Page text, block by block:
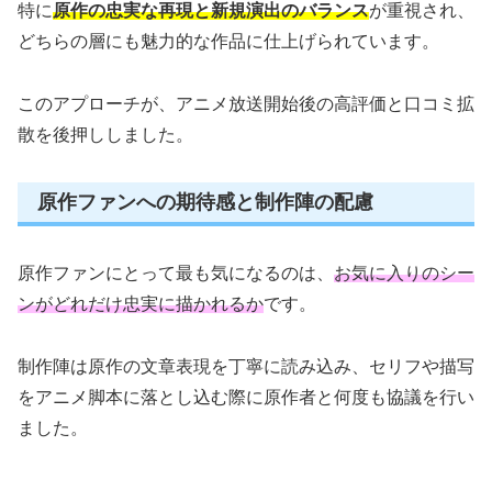
特に原作の忠実な再現と新規演出のバランスが重視され、
どちらの層にも魅力的な作品に仕上げられています。
このアプローチが、アニメ放送開始後の高評価と口コミ拡
散を後押ししました。
原作ファンへの期待感と制作陣の配慮
原作ファンにとって最も気になるのは、 お気に入りのシー
ンがどれだけ忠実に描かれるかです。
制作陣は原作の文章表現を丁寧に読み込み、セリフや描写
をアニメ脚本に落とし込む際に原作者と何度も協議を行い
ました。